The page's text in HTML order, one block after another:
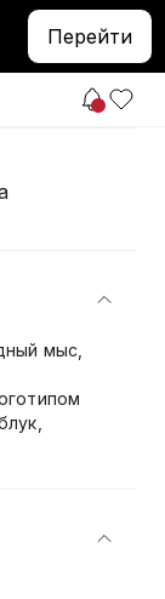
Перейти
мыс,